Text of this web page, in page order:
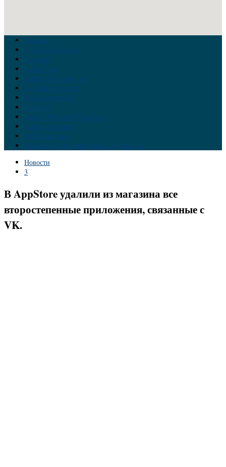
Главная
Война на Украине
Новости
Аналитика
Тайны Геополитики
Российские элиты
Теория заговора
Украина
Новый Мировой Порядок
Тайны истории
Обратная связь
Правила комментирования материалов
Новости
3
В AppStore удалили из магазина все
второстепенные приложения, связанные с
VK.